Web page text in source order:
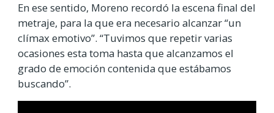
En ese sentido, Moreno recordó la escena final del
metraje, para la que era necesario alcanzar “un
clímax emotivo”. “Tuvimos que repetir varias
ocasiones esta toma hasta que alcanzamos el
grado de emoción contenida que estábamos
buscando”.